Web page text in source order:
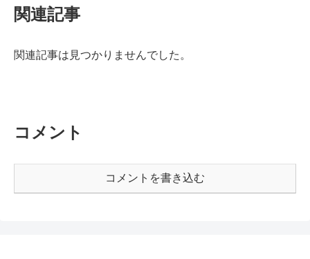
関連記事
関連記事は見つかりませんでした。
コメント
コメントを書き込む